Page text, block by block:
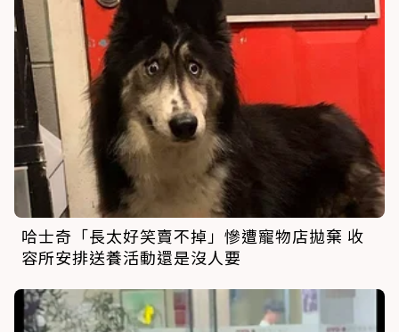
哈士奇「長太好笑賣不掉」慘遭寵物店拋棄 收
容所安排送養活動還是沒人要